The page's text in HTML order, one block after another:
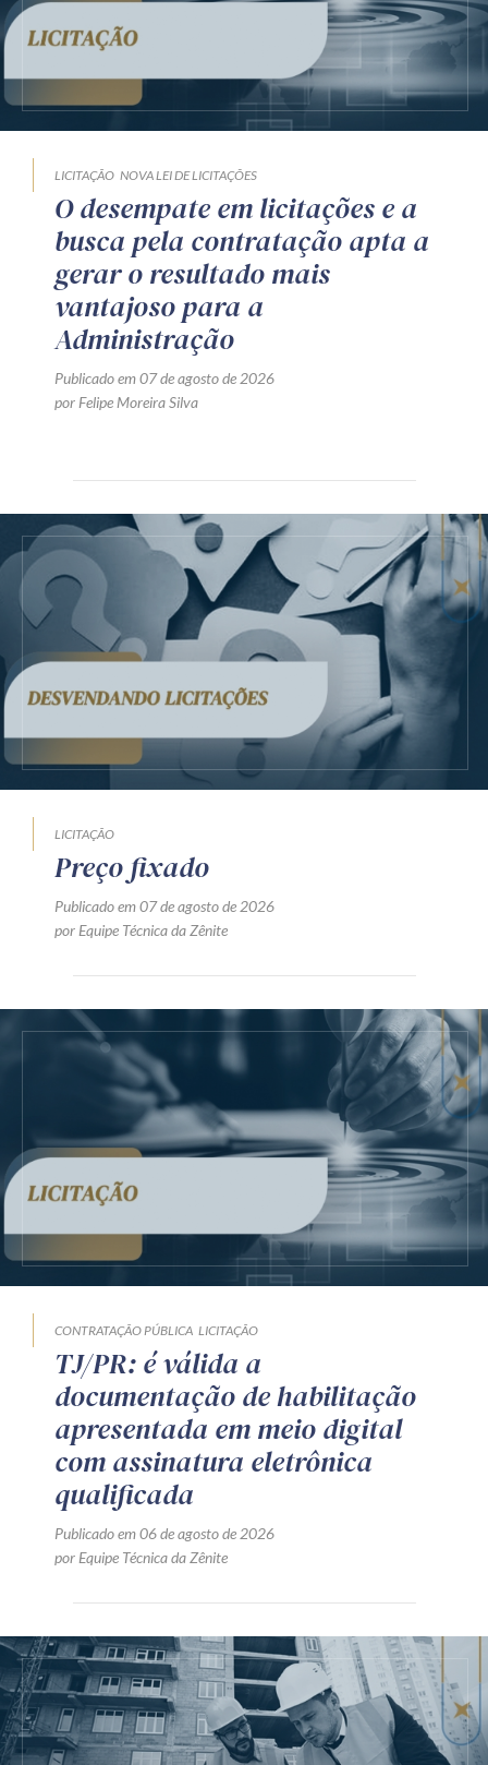
LICITAÇÃO NOVA LEI DE LICITAÇÕES
O desempate em licitações e a
busca pela contratação apta a
gerar o resultado mais
vantajoso para a
Administração
Publicado em 07 de agosto de 2026
por Felipe Moreira Silva
LICITAÇÃO
Preço fixado
Publicado em 07 de agosto de 2026
por Equipe Técnica da Zênite
CONTRATAÇÃO PÚBLICA LICITAÇÃO
TJ/PR: é válida a
documentação de habilitação
apresentada em meio digital
com assinatura eletrônica
qualificada
Publicado em 06 de agosto de 2026
por Equipe Técnica da Zênite